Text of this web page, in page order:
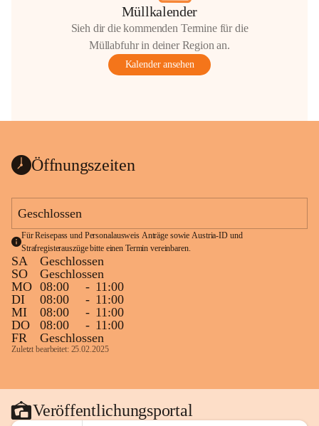
Müllkalender
Sieh dir die kommenden Termine für die
Müllabfuhr in deiner Region an.
Kalender ansehen
Öffnungszeiten
Geschlossen
Für Reisepass und Personalausweis Anträge sowie Austria-ID und
Strafregisterauszüge bitte einen Termin vereinbaren.
SA
Geschlossen
SO
Geschlossen
MO 08:00 - 11:00
DI
08:00 - 11:00
MI
08:00 - 11:00
DO
08:00 - 11:00
FR
Geschlossen
Zuletzt bearbeitet: 25.02.2025
Veröffentlichungsportal